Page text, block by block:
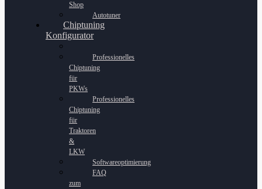
Shop
Autotuner
Chiptuning
Konfigurator
Professionelles
Chiptuning
für
PKWs
Professionelles
Chiptuning
für
Traktoren
&
LKW
Softwareoptimierung
FAQ
zum